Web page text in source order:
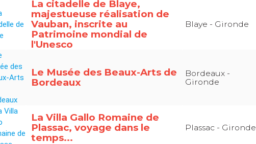
La citadelle de Blaye,
majestueuse réalisation de
Vauban, inscrite au
Patrimoine mondial de
l'Unesco
Blaye - Gironde
Le Musée des Beaux-Arts de
Bordeaux
Bordeaux -
Gironde
La Villa Gallo Romaine de
Plassac, voyage dans le
temps...
Plassac - Gironde